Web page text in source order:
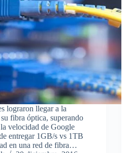
lograron llegar a la
fibra óptica, superando
velocidad de Google
entregar 1GB/s vs 1TB
en una red de fibra…